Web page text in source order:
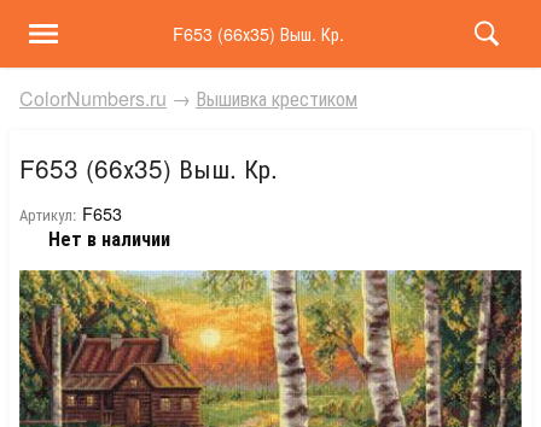
F653 (66х35) Выш. Кр.
ColorNumbers.ru → Вышивка крестиком
F653 (66х35) Выш. Кр.
Артикул: F653
Нет в наличии